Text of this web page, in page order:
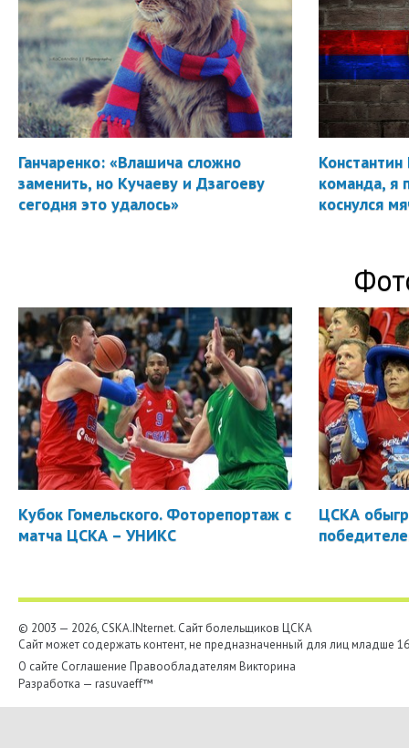
Ганчаренко: «Влашича сложно
заменить, но Кучаеву и Дзагоеву
сегодня это удалось»
Константин
команда, я
коснулся
Кубок Гомельского. Фоторепортаж с
матча ЦСКА – УНИКС
ЦСКА
© 2003 — 2026, CSKA.INternet. Cайт болельщиков ЦСКА
Сайт может содержать контент, не предназначенный для лиц младше
О сайте Соглашение Правообладателям Викторина
Разработка — rasuvaeff™